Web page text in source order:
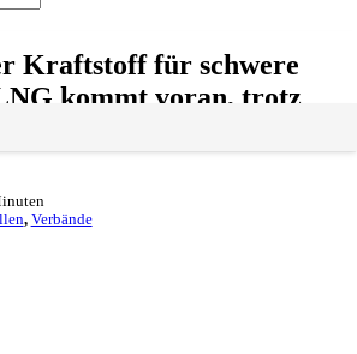
Kraftstoff für schwere
kommt voran, trotz
, Verbände